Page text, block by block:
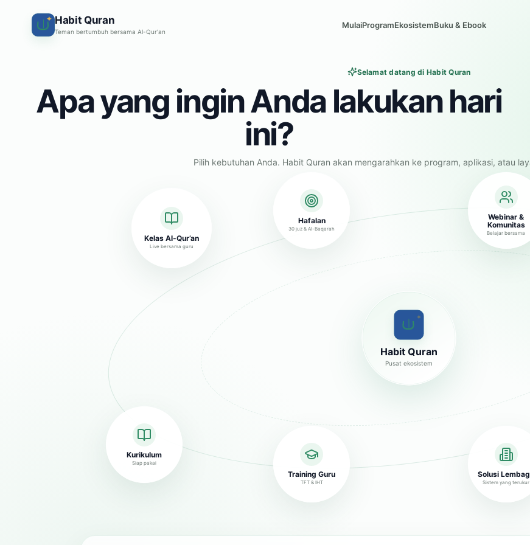
✦ Habit Quran
Teman bertumbuh bersama Al-Qur'an
MulaiProgramEkosistemBuku & Ebook
Selamat datang di Habit Quran
Apa yang ingin Anda lakukan hari
ini?
Pilih kebutuhan Anda. Habit Quran akan mengarahkan ke program, aplikasi, atau
✦
Habit Quran
Pusat ekosistem
Kelas Al-Qur’an
Live bersama guru
Hafalan
30 juz & Al-Baqarah
Training Guru
TFT & IHT
Solusi
Sistem yang terukur
Kurikulum
Siap pakai
Webinar &
Komunitas
Belajar bersama